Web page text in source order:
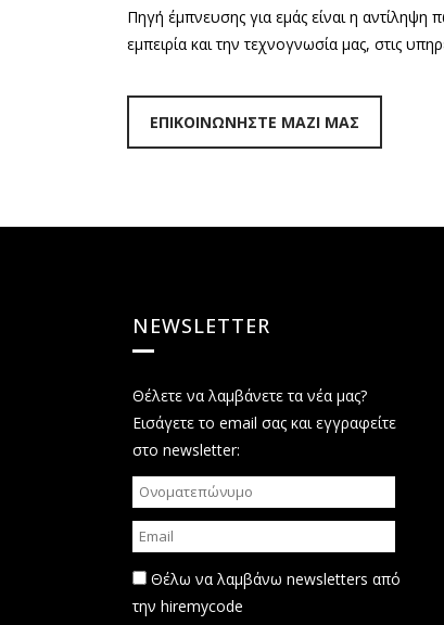
Πηγή έμπνευσης για εμάς είναι η
εμπειρία και την τεχνογνωσία μας, στις
ΕΠΙΚΟΙΝΩΝΗΣΤΕ ΜΑΖΙ ΜΑΣ
NEWSLETTER
Θέλετε να λαμβάνετε τα νέα μας?
Εισάγετε το email σας και εγγραφείτε
στο newsletter:
Θέλω να λαμβάνω newsletters από
την hiremycode